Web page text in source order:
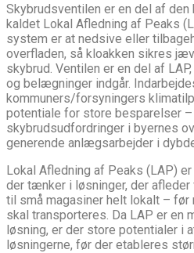
Skybrudsventilen er en del af
kaldet Lokal Afledning af Peaks
system er at nedsive eller
overfladen, så kloakken sikres
skybrud. Ventilen er en del af
og belægninger indgår.
kommuners/forsyningers
potentiale for store besparelser
skybrudsudfordringer i byernes
generende anlægsarbejder i
Lokal Afledning af Peaks (LAP)
der tænker i løsninger, der
til små magasiner helt lokalt – før
skal transporteres. Da LAP er en
løsning, er der store potentialer i
løsningerne, før der etableres